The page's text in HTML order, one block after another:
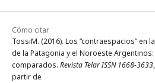
Cómo citar
TossiM. (2016). Los “contraespacios”
de la Patagonia y el Noroeste
comparados. Revista Telar ISSN 1668-3633
partir de